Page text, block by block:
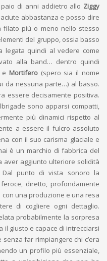
di anni addietro allo Ziggy
abbastanza e posso dire
filato più o meno nello stesso
del gruppo, ossia basso
legata quindi al vedere come
alla band… dentro quindi
Mortifero(spero sia il nome
da nessuna parte…) al basso.
essere decisamente positiva.
sono apparsi compatti,
più dinamici rispetto al
a essere il fulcro assoluto
con il suo carisma glaciale e
è un marchio di fabbrica del
aver aggiunto ulteriore solidità
punto di vista sonoro la
diretto, profondamente
una produzione e una resa
di cogliere ogni dettaglio.
probabilmente la sorpresa
il giusto e capace di intrecciarsi
far rimpiangere chi c’era
un profilo più essenziale,